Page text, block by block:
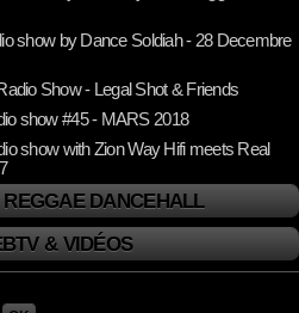
DANCEHALL
& VIDÉOS